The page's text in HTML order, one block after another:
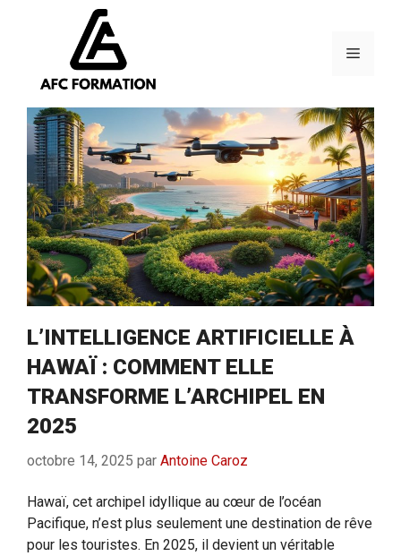
Menu
L’INTELLIGENCE ARTIFICIELLE À
HAWAÏ : COMMENT ELLE
TRANSFORME L’ARCHIPEL EN
2025
octobre 14, 2025 par Antoine Caroz
Hawaï, cet archipel idyllique au cœur de l’océan
Pacifique, n’est plus seulement une destination de rêve
pour les touristes. En 2025, il devient un véritable